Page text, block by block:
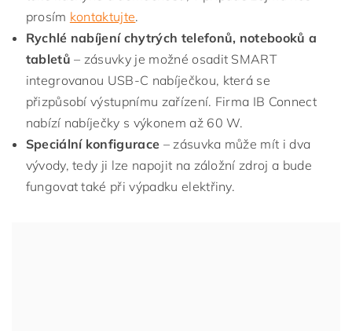
prosím kontaktujte.
Rychlé nabíjení chytrých telefonů, notebooků a
tabletů – zásuvky je možné osadit SMART
integrovanou USB-C nabíječkou, která se
přizpůsobí výstupnímu zařízení. Firma IB Connect
nabízí nabíječky s výkonem až 60 W.
Speciální konfigurace – zásuvka může mít i dva
vývody, tedy ji lze napojit na záložní zdroj a bude
fungovat také při výpadku elektřiny.